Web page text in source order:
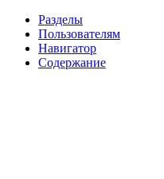
Разделы
Пользователям
Навигатор
Содержание